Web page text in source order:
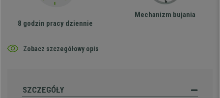
8 godzin pracy dziennie
Mechanizm bujania
Zobacz szczegółowy opis
SZCZEGÓŁY